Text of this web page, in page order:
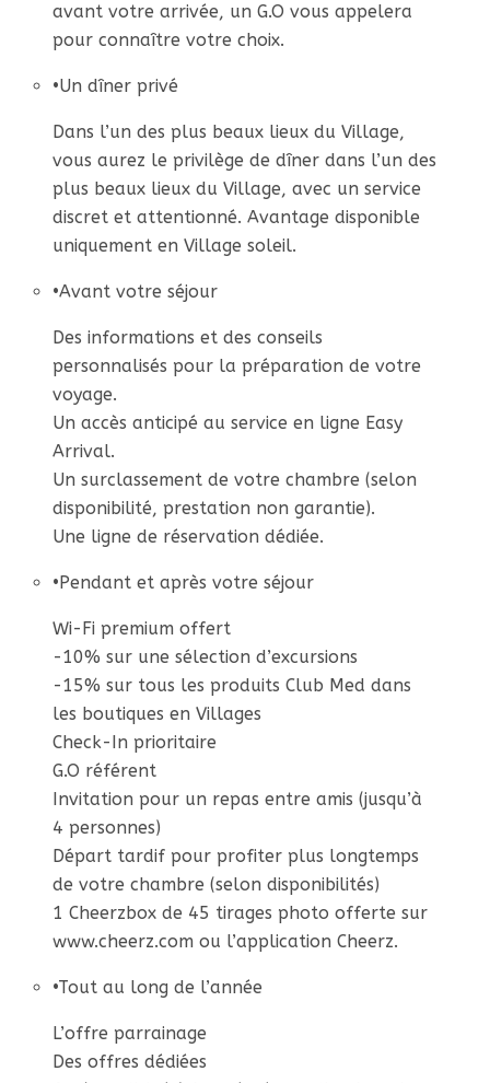
avant votre arrivée, un G.O vous appelera
pour connaître votre choix.
•Un dîner privé
Dans l’un des plus beaux lieux du Village,
vous aurez le privilège de dîner dans l’un des
plus beaux lieux du Village, avec un service
discret et attentionné. Avantage disponible
uniquement en Village soleil.
•Avant votre séjour
Des informations et des conseils
personnalisés pour la préparation de votre
voyage.
Un accès anticipé au service en ligne Easy
Arrival.
Un surclassement de votre chambre (selon
disponibilité, prestation non garantie).
Une ligne de réservation dédiée.
•Pendant et après votre séjour
Wi-Fi premium offert
-10% sur une sélection d’excursions
-15% sur tous les produits Club Med dans
les boutiques en Villages
Check-In prioritaire
G.O référent
Invitation pour un repas entre amis (jusqu’à
4 personnes)
Départ tardif pour profiter plus longtemps
de votre chambre (selon disponibilités)
1 Cheerzbox de 45 tirages photo offerte sur
www.cheerz.com ou l’application Cheerz.
•Tout au long de l’année
L’offre parrainage
Des offres dédiées